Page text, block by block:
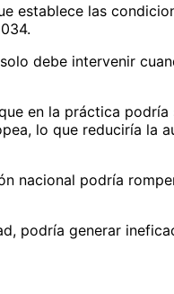
establece las
debe intervenir
en la práctica
lo que reduciría la
nacional podría
podría generar